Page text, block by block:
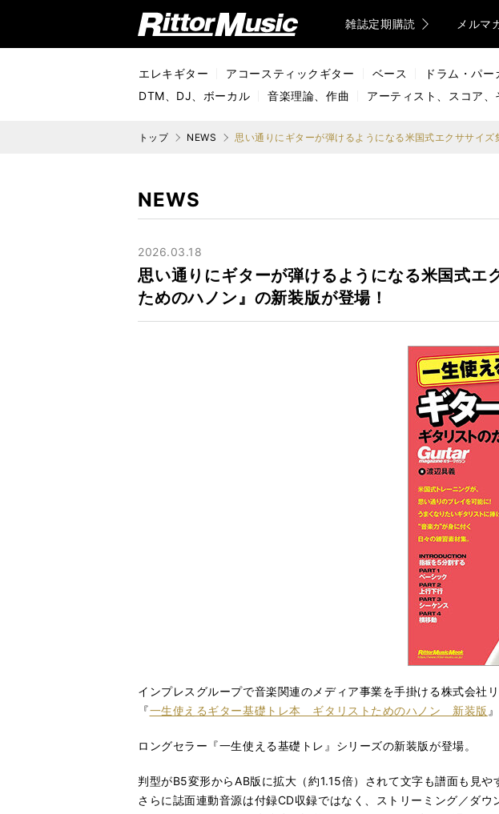
リットーミュージック (Rittor Music) 雑誌定期購読 メルマ
エレキギター アコースティックギター ベース ドラム・パ
DTM、DJ、ボーカル
音楽理論、作曲 アーティスト、スコア、
トップ NEWS
NEWS
2026.03.18
思い通りにギターが弾けるようになる米国式
ためのハノン』の新装版が登場！
インプレスグループで音楽関連のメディア事業を手掛ける株式会社
『一生使えるギター基礎トレ本 ギタリストためのハノン 新装版
ロングセラー『一生使える基礎トレ』シリーズの新装版が登場。
判型がB5変形からAB版に拡大（約1.15倍）されて文字も譜面も見や
さらに誌面連動音源は付録CD収録ではなく、ストリーミング／ダ